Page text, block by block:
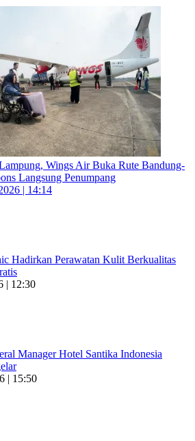
Wings Air Buka Rute Bandung-
Langsung Penumpang
| 14:14
Hadirkan Perawatan Kulit Berkualitas
| 12:30
Manager Hotel Santika Indonesia
| 15:50